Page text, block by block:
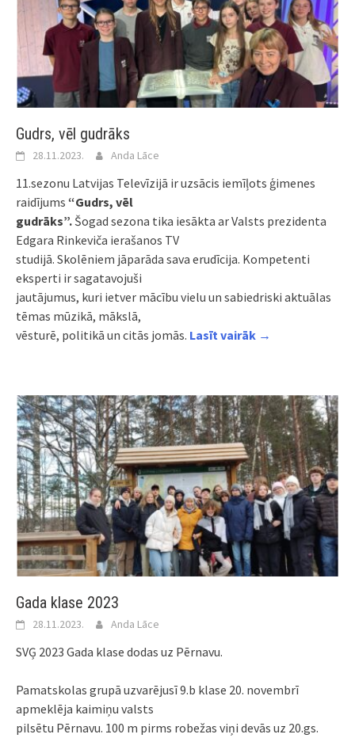
Gudrs, vēl gudrāks
28.11.2023. Anda Lāce
11.sezonu Latvijas Televīzijā ir uzsācis iemīļots ģimenes
raidījums “Gudrs, vēl
gudrāks”. Šogad sezona tika iesākta ar Valsts prezidenta
Edgara Rinkeviča ierašanos TV
studijā. Skolēniem jāparāda sava erudīcija. Kompetenti
eksperti ir sagatavojuši
jautājumus, kuri ietver mācību vielu un sabiedriski aktuālas
tēmas mūzikā, mākslā,
vēsturē, politikā un citās jomās. Lasīt vairāk →
Gada klase 2023
28.11.2023. Anda Lāce
SVĢ 2023 Gada klase dodas uz Pērnavu.
Pamatskolas grupā uzvarējusī 9.b klase 20. novembrī
apmeklēja kaimiņu valsts
pilsētu Pērnavu. 100 m pirms robežas viņi devās uz 20.gs.